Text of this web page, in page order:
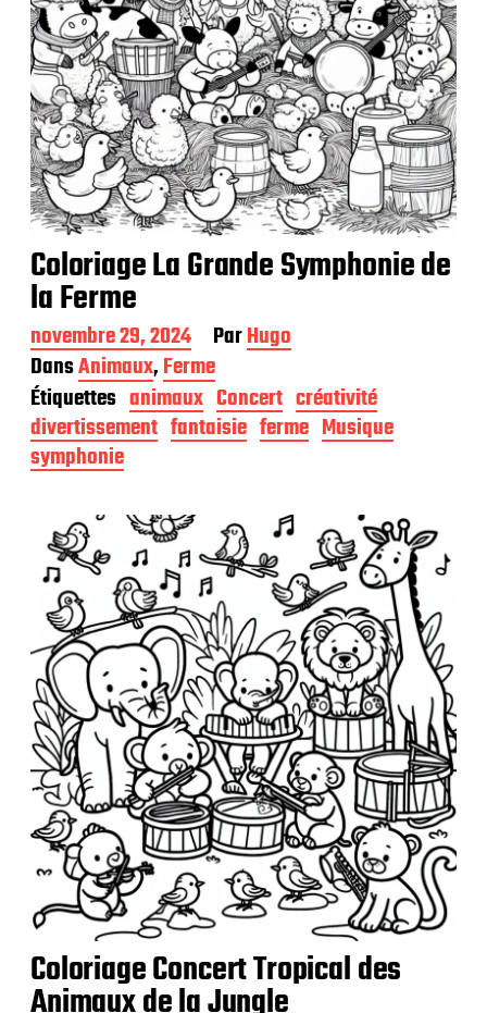
Coloriage La Grande Symphonie de
la Ferme
D
a
t
e
d
e
p
i
o
n
novembre 29, 2024 ParHugo
DansAnimaux,Ferme
Étiquettes animaux Concert créativité
divertissement fantaisie ferme Musique
symphonie
Coloriage Concert Tropical des